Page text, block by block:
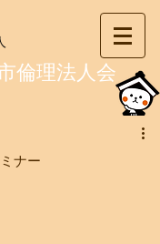
倫理法人会
ナー